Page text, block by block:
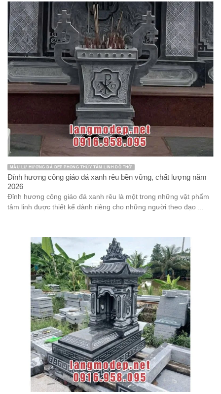
MẪU LƯ HƯƠNG ĐÁ ĐẸP PHONG THỦY TÂM LINH ĐỒ THỜ
Đỉnh hương công giáo đá xanh rêu bền vững, chất lượng năm
2026
Đỉnh hương công giáo đá xanh rêu là một trong những vật phẩm
tâm linh được thiết kế dành riêng cho những người theo đạo ...